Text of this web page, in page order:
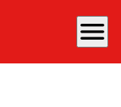
menu